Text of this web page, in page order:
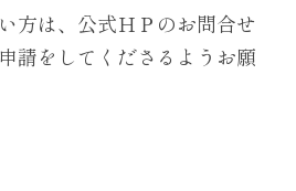
方は、公式ＨＰのお問合せ
請をしてくださるようお願